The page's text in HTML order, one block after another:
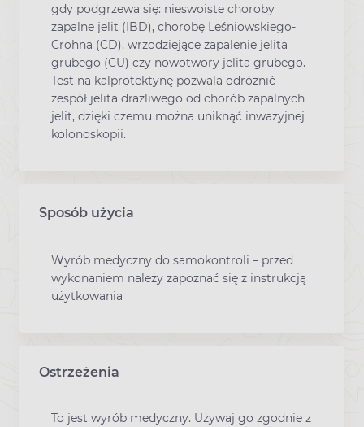
gdy podgrzewa się: nieswoiste choroby
zapalne jelit (IBD), chorobę Leśniowskiego-
Crohna (CD), wrzodziejące zapalenie jelita
grubego (CU) czy nowotwory jelita grubego.
Test na kalprotektynę pozwala odróżnić
zespół jelita drażliwego od chorób zapalnych
jelit, dzięki czemu można uniknąć inwazyjnej
kolonoskopii.
Sposób użycia
Wyrób medyczny do samokontroli – przed
wykonaniem należy zapoznać się z instrukcją
użytkowania
Ostrzeżenia
To jest wyrób medyczny. Używaj go zgodnie z